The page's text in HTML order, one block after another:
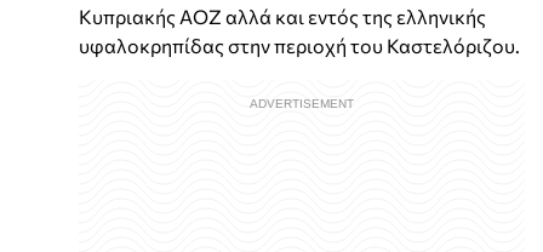
Κυπριακής ΑΟΖ αλλά και εντός της ελληνικής
υφαλοκρηπίδας στην περιοχή του Καστελόριζου.